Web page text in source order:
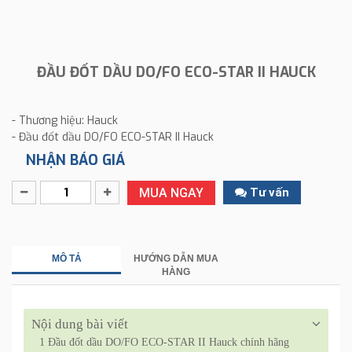
ĐẦU ĐỐT DẦU DO/FO ECO-STAR II HAUCK
- Thương hiệu: Hauck
- Đầu đốt dầu DO/FO ECO-STAR II Hauck
NHẬN BÁO GIÁ
MUA NGAY Tư vấn
MÔ TẢ
HƯỚNG DẪN MUA
HÀNG
Nội dung bài viết
1 Đầu đốt dầu DO/FO ECO-STAR II Hauck chính hãng